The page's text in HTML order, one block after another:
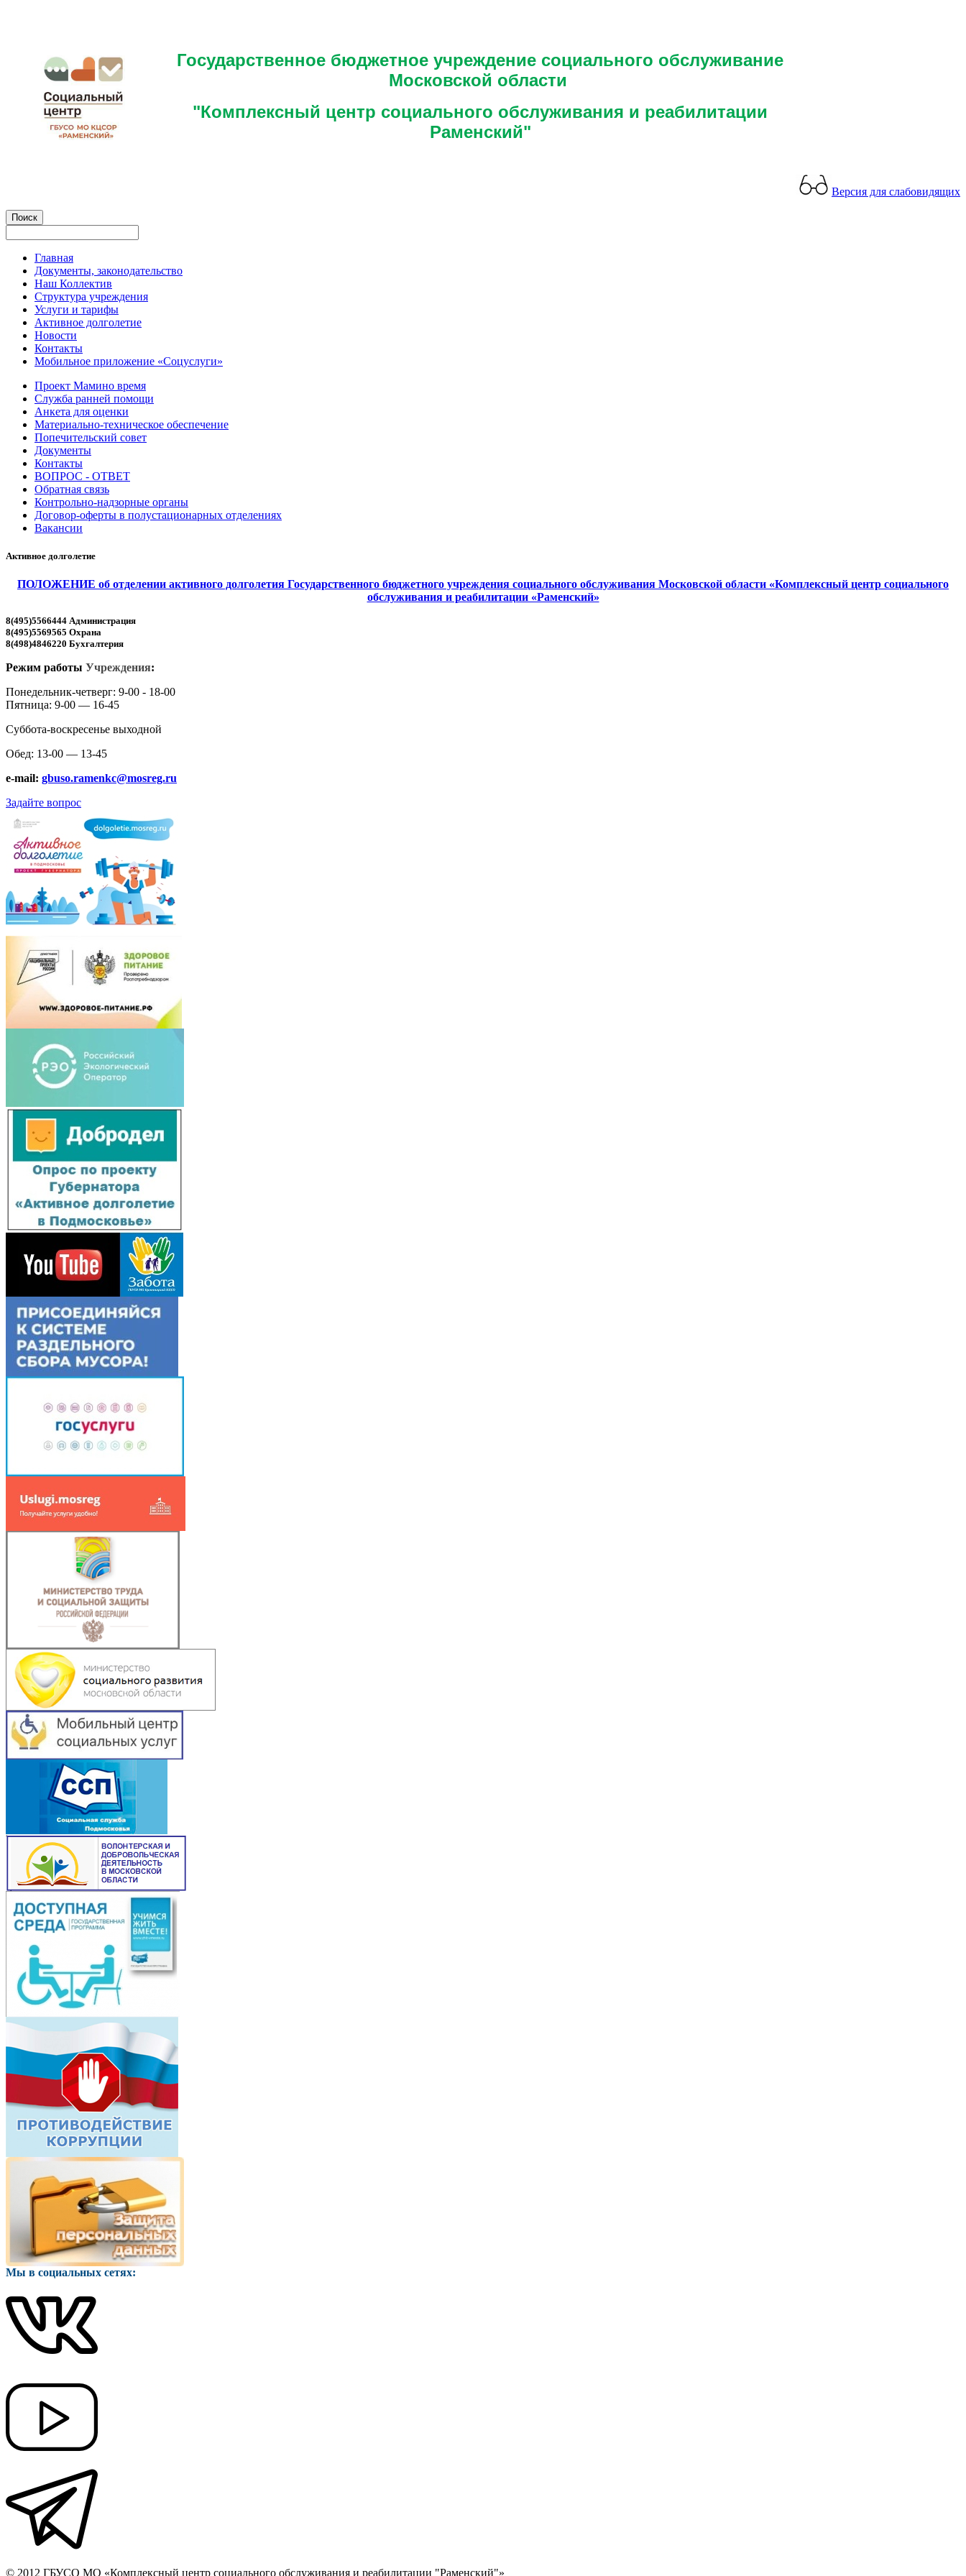
Государственное бюджетное учреждение социального обслуживание
Московской области
"Комплексный центр социального обслуживания и реабилитации
Раменский"
Версия для слабовидящих
Главная
Документы, законодательство
Наш Коллектив
Структура учреждения
Услуги и тарифы
Активное долголетие
Новости
Контакты
Мобильное приложение «Соцуслуги»
Проект Мамино время
Служба ранней помощи
Анкета для оценки
Материально-техническое обеспечение
Попечительский совет
Документы
Контакты
ВОПРОС - ОТВЕТ
Обратная связь
Контрольно-надзорные органы
Договор-оферты в полустационарных отделениях
Вакансии
Активное долголетие
ПОЛОЖЕНИЕ об отделении активного долголетия Государственного бюджетного учреждения социального обслуживания Московской области «Комплексный центр социального
обслуживания и реабилитации «Раменский»
8(495)5566444 Администрация
8(495)5569565 Охрана
8(498)4846220 Бухгалтерия
Режим работы Учреждения:
Понедельник-четверг: 9-00 - 18-00
Пятница: 9-00 — 16-45
Суббота-воскресенье выходной
Обед: 13-00 — 13-45
e-mail: gbuso.ramenkc@mosreg.ru
Задайте вопрос
Мы в социальных сетях:
© 2012 ГБУСО МО «Комплексный центр социального обслуживания и реабилитации "Раменский"»